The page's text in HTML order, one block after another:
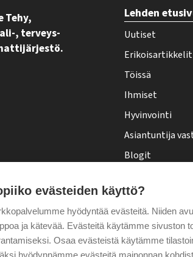
Tehy,
, terveys-
e
h
y
-
l
e
h
t
f
o
o
Lehden
Uutiset
Erikoisartikkelit
Töissä
Ihmiset
Hyvinvointi
Asiantuntija
Blogit
Pääkirjoitus
evästeiden käyttö?
hyödyntää evästeitä. Niiden
ja kätevää. Evästeitä käytämme sivuston
Osaa evästeistä käytämme
hyödynnämme evästeitä mainonnan